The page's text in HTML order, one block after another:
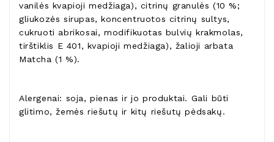
vanilės kvapioji medžiaga), citrinų granulės (10 %;
gliukozės sirupas, koncentruotos citrinų sultys,
cukruoti abrikosai, modifikuotas bulvių krakmolas,
tirštiklis E 401, kvapioji medžiaga), žalioji arbata
Matcha (1 %).
Alergenai: soja, pienas ir jo produktai. Gali būti
glitimo, žemės riešutų ir kitų riešutų pėdsakų.